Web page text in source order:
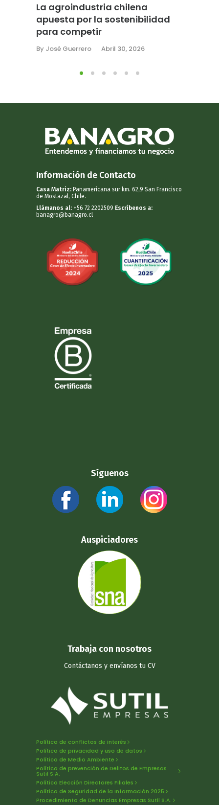
La agroindustria chilena
apuesta por la sostenibilidad
para competir
By José Guerrero Abril 30, 2026
Información de Contacto
Casa Matriz: Panamericana sur km. 62,9 San Francisco
de Mostazal, Chile.
Llámanos al: +56 72 2202509 Escríbenos a:
banagro@banagro.cl
Síguenos
Auspiciadores
Trabaja con nosotros
Contáctanos y envíanos tu CV
Política de conflictos de interés
Política de privacidad y uso de datos
Política de Medio Ambiente
Política de prevención de Delitos de Empresas
Sutil S.A.
Política Elección Directores Filiales
Política de Seguridad de la Información 2025
Procedimiento de Denuncias Empresas Sutil S.A.